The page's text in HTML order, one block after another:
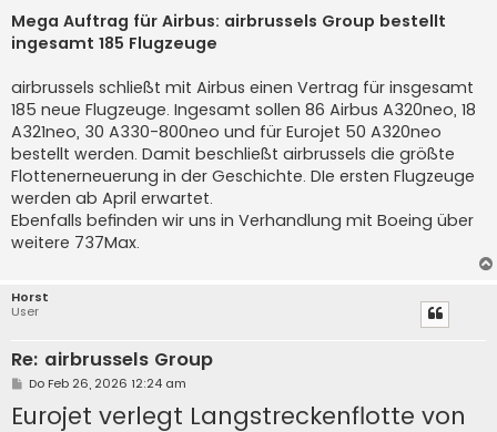
i
t
r
Mega Auftrag für Airbus: airbrussels Group bestellt
ingesamt 185 Flugzeuge
airbrussels schließt mit Airbus einen Vertrag für insgesamt
185 neue Flugzeuge. Ingesamt sollen 86 Airbus A320neo, 18
A321neo, 30 A330-800neo und für Eurojet 50 A320neo
bestellt werden. Damit beschließt airbrussels die größte
Flottenerneuerung in der Geschichte. DIe ersten Flugzeuge
werden ab April erwartet.
Ebenfalls befinden wir uns in Verhandlung mit Boeing über
weitere 737Max.
Horst
User
Re: airbrussels Group
B
i
t
Do Feb 26, 2026 12:24 am
Eurojet verlegt Langstreckenflotte von